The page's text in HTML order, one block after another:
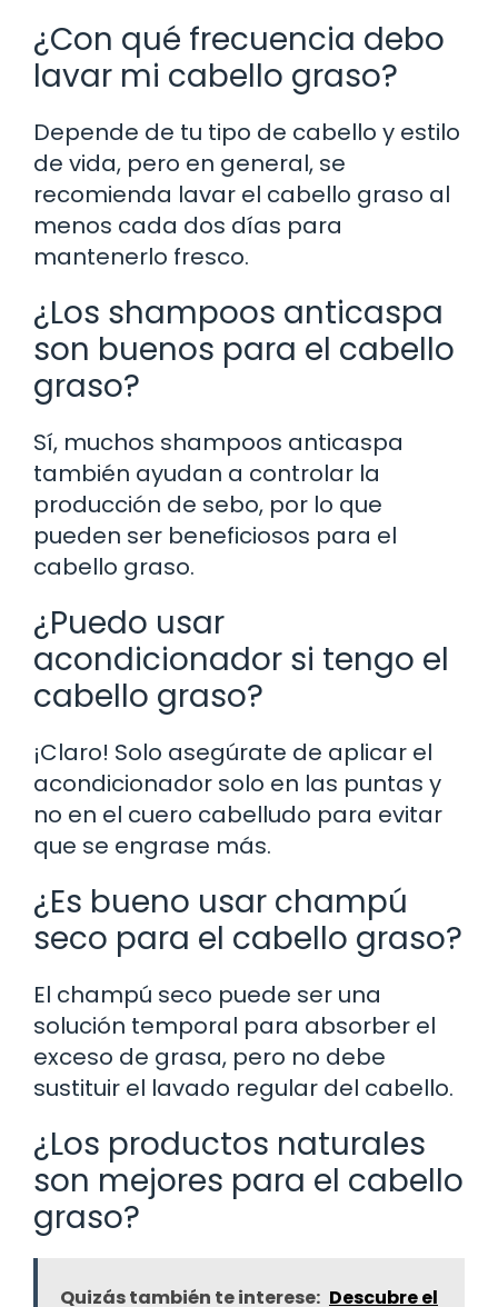
¿Con qué frecuencia debo
lavar mi cabello graso?
Depende de tu tipo de cabello y estilo
de vida, pero en general, se
recomienda lavar el cabello graso al
menos cada dos días para
mantenerlo fresco.
¿Los shampoos anticaspa
son buenos para el cabello
graso?
Sí, muchos shampoos anticaspa
también ayudan a controlar la
producción de sebo, por lo que
pueden ser beneficiosos para el
cabello graso.
¿Puedo usar
acondicionador si tengo el
cabello graso?
¡Claro! Solo asegúrate de aplicar el
acondicionador solo en las puntas y
no en el cuero cabelludo para evitar
que se engrase más.
¿Es bueno usar champú
seco para el cabello graso?
El champú seco puede ser una
solución temporal para absorber el
exceso de grasa, pero no debe
sustituir el lavado regular del cabello.
¿Los productos naturales
son mejores para el cabello
graso?
Quizás también te interese: Descubre el